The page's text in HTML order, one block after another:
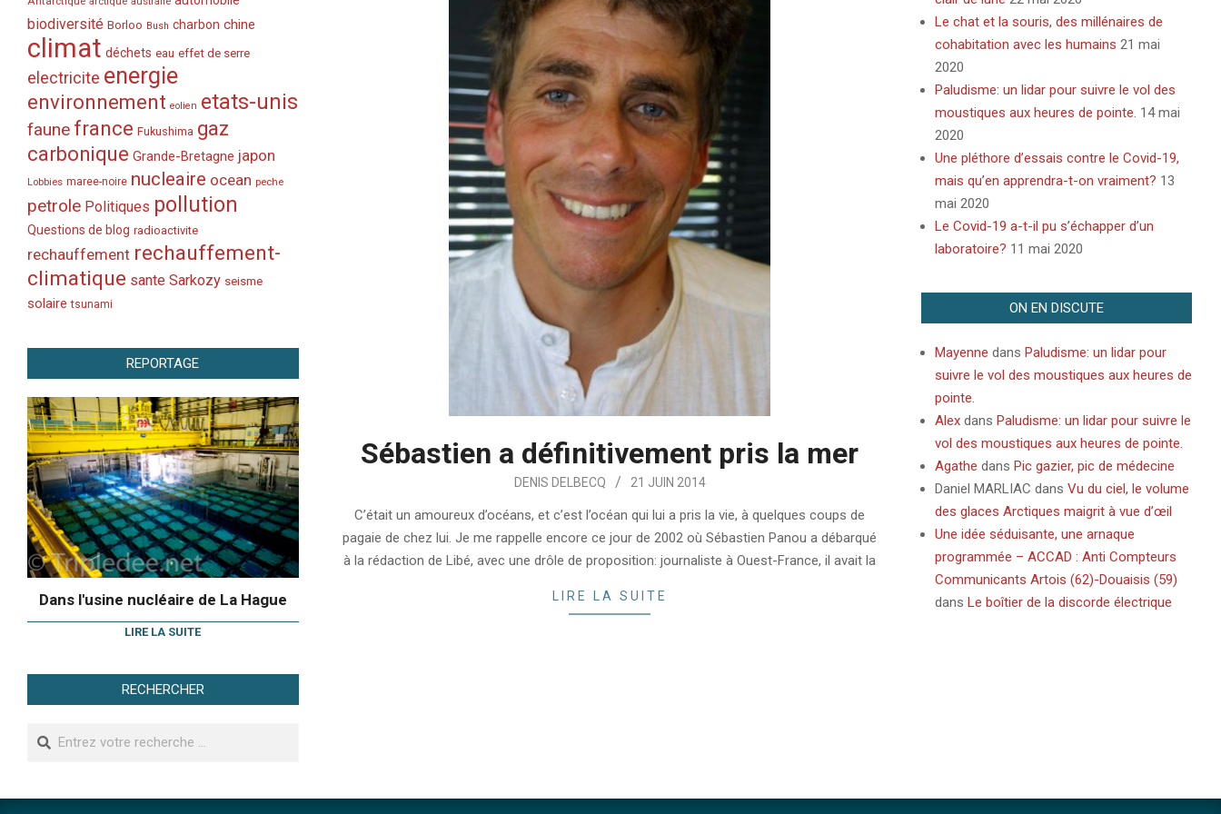
Sébastien a définitivement pris la mer
DENIS DELBECQ 21 JUIN 2014
C’était un amoureux d’océans, et c’est l’océan qui lui a pris la vie, à quelques coups de
pagaie de chez lui. Je me rappelle encore ce jour de 2002 où Sébastien Panou a débarqué
à la rédaction de Libé, avec une drôle de proposition: journaliste à Ouest-France, il avait la
LIRE LA SUITE
biodiversité Borloo Bush charbon chine
climat déchets eau effet de serre
electricite energie
environnement eolien etats-unis
faune france Fukushima gaz
carbonique Grande-Bretagne japon
Lobbies maree-noire nucleaire ocean peche
petrole Politiques pollution
Questions de blog radioactivite
rechauffement rechauffement-
climatique sante Sarkozy seisme
solaire tsunami
REPORTAGE
Dans l'usine nucléaire de La Hague
LIRE LA SUITE
RECHERCHER
Le chat et la souris, des millénaires de
cohabitation avec les humains 21 mai
2020
Paludisme: un lidar pour suivre le vol des
moustiques aux heures de pointe. 14 mai
2020
Une pléthore d’essais contre le Covid-19,
mais qu’en apprendra-t-on vraiment? 13
mai 2020
Le Covid-19 a-t-il pu s’échapper d’un
laboratoire? 11 mai 2020
ON EN DISCUTE
Mayenne dans Paludisme: un lidar pour
suivre le vol des moustiques aux heures de
pointe.
Alexdans Paludisme: un lidar pour suivre le
vol des moustiques aux heures de pointe.
Agathe dans Pic gazier, pic de médecine
Daniel MARLIAC dans Vu du ciel, le volume
des glaces Arctiques maigrit à vue d’œil
Une idée séduisante, une arnaque
programmée – ACCAD : Anti Compteurs
Communicants Artois (62)-Douaisis (59)
dans Le boîtier de la discorde électrique